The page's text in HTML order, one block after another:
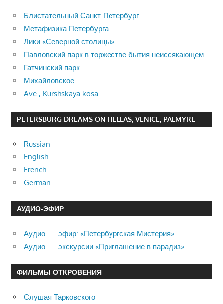
Блистательный Санкт-Петербург
Метафизика Петербурга
Лики «Северной столицы»
Павловский парк в торжестве бытия неиссякающем…
Гатчинский парк
Михайловское
Ave , Kurshskaya kosa…
PETERSBURG DREAMS ON HELLAS, VENICE, PALMYRE
Russian
English
French
German
АУДИО-ЭФИР
Аудио — эфир: «Петербургская Мистерия»
Аудио — экскурсии «Приглашение в парадиз»
ФИЛЬМЫ ОТКРОВЕНИЯ
Слушая Тарковского